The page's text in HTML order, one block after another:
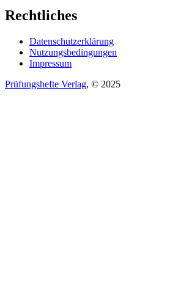
Rechtliches
Datenschutzerklärung
Nutzungsbedingungen
Impressum
Prüfungshefte Verlag, © 2025